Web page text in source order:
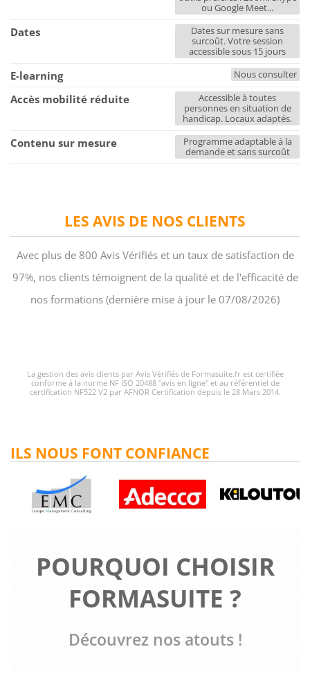
LES AVIS DE NOS CLIENTS
Avec plus de 800 Avis Vérifiés et un taux de satisfaction de
97%, nos clients témoignent de la qualité et de l'efficacité de
nos formations (dernière mise à jour le 07/08/2026)
La gestion des avis clients par Avis Vérifiés de Formasuite.fr est certifiée
conforme à la norme NF ISO 20488 "avis en ligne" et au référentiel de
certification NF522 V2 par AFNOR Certification depuis le 28 Mars 2014.
POURQUOI CHOISIR
FORMASUITE ?
Découvrez nos atouts !
ILS NOUS FONT CONFIANCE
ou Google Meet...
Dates
Dates sur mesure sans
surcoût. Votre session
accessible sous 15 jours
E-learning Nous consulter
Accès mobilité réduite
Accessible à toutes
personnes en situation de
handicap. Locaux adaptés.
Contenu sur mesure
Programme adaptable à la
demande et sans surcoût